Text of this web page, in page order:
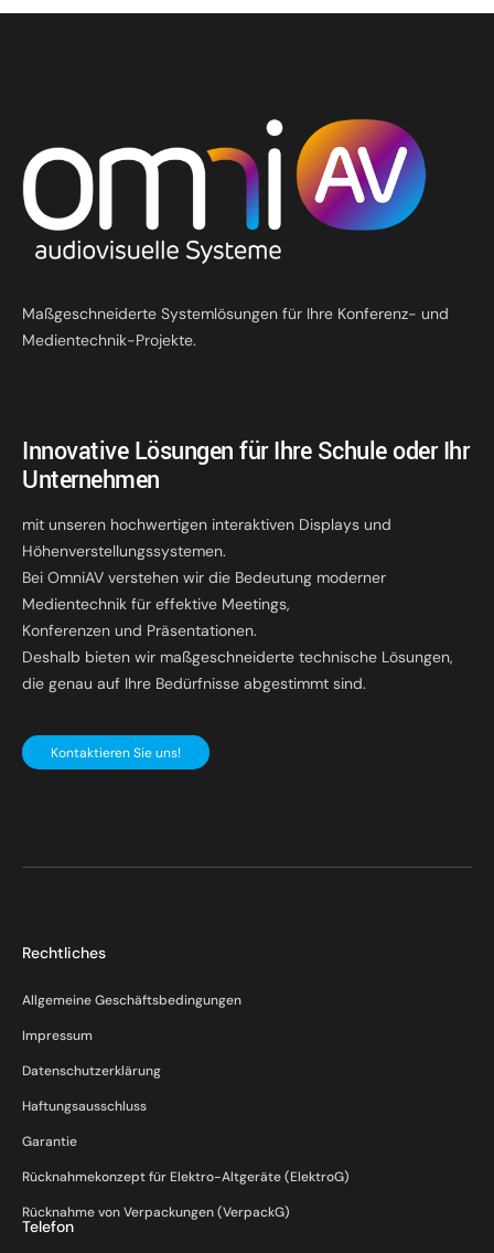
Maßgeschneiderte Systemlösungen für Ihre Konferenz- und
Medientechnik-Projekte.
Innovative Lösungen für Ihre Schule oder Ihr
Unternehmen
mit unseren hochwertigen interaktiven Displays und
Höhenverstellungssystemen.
Bei OmniAV verstehen wir die Bedeutung moderner
Medientechnik für effektive Meetings,
Konferenzen und Präsentationen.
Deshalb bieten wir maßgeschneiderte technische Lösungen,
die genau auf Ihre Bedürfnisse abgestimmt sind.
Kontaktieren Sie uns!
Rechtliches
Allgemeine Geschäftsbedingungen
Impressum
Datenschutzerklärung
Haftungsausschluss
Garantie
Rücknahmekonzept für Elektro-Altgeräte (ElektroG)
Rücknahme von Verpackungen (VerpackG)
Telefon